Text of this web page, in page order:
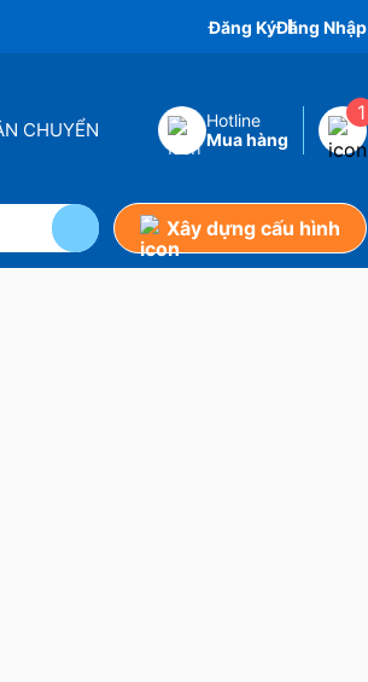
Đăng KýĐăng Nhập
CHUYỂN
Hotline
Mua hàng
1
Xây dựng cấu hình